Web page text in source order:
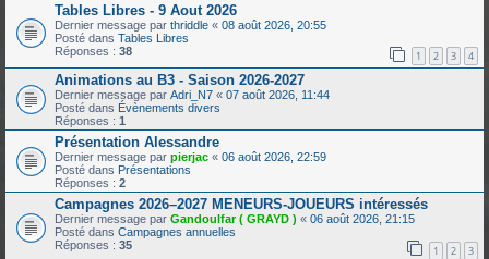
Tables Libres - 9 Aout 2026
Dernier message par thriddle « 08 août 2026, 20:55
Posté dans Tables Libres
Réponses : 38 1 2 3 4
Animations au B3 - Saison 2026-2027
Dernier message par Adri_N7 « 07 août 2026, 11:44
Posté dans Évènements divers
Réponses : 1
Présentation Alessandre
Dernier message par pierjac « 06 août 2026, 22:59
Posté dans Présentations
Réponses : 2
Campagnes 2026–2027 MENEURS-JOUEURS intéressés
Dernier message par Gandoulfar ( GRAYD ) « 06 août 2026, 21:15
Posté dans Campagnes annuelles
Réponses : 35 1 2 3